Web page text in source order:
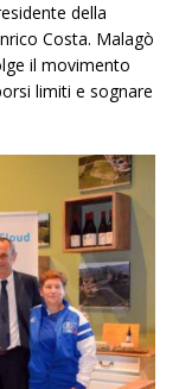
della
Costa. Malagò
il movimento
limiti e sognare